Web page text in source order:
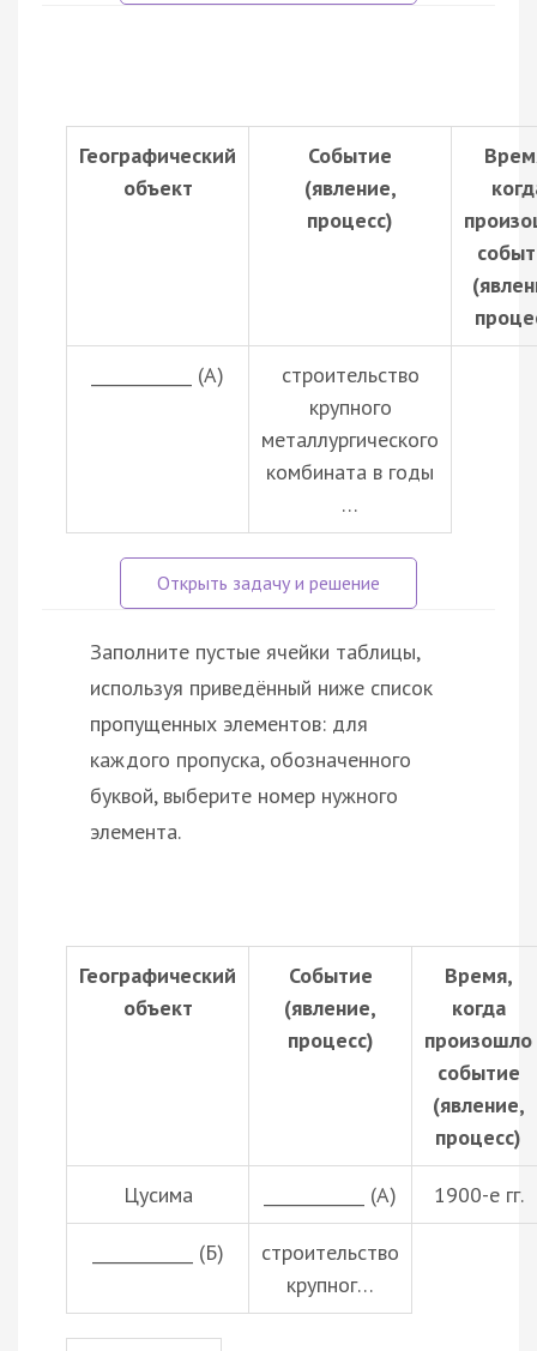
Географический
объект
Событие
(явление,
процесс)
____________ (А)
строительство
крупного
металлургического
комбината в годы
…
Заполните пустые ячейки таблицы,
используя приведённый ниже список
пропущенных элементов: для
каждого пропуска, обозначенного
буквой, выберите номер нужного
элемента.
Географический
объект
Событие
(явление,
процесс)
Время,
когда
произошло
событие
(явление,
процесс)
Цусима ____________ (А) 1900-е гг.
____________ (Б)
строительство
крупног…